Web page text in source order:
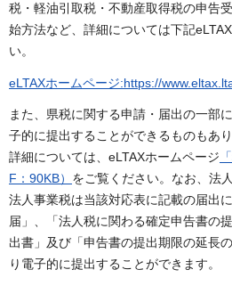
税・軽油引取税・不動産取得税の申告
始方法など、詳細については下記
い。
eLTAXホームページ:https://
また、県税に関する申請・届出の一部
子的に提出することができるものもあり
詳細については、eLTAXホームページ
F：90KB） をご覧ください。なお、法
法人事業税は当該対応表に記載の届出
届」、「法人税に関わる確定申告書の
出書」及び「申告書の提出期限の延長
り電子的に提出することができます。